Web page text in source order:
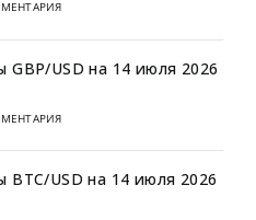
GBP/USD на 14 июля 2026
BTC/USD на 14 июля 2026